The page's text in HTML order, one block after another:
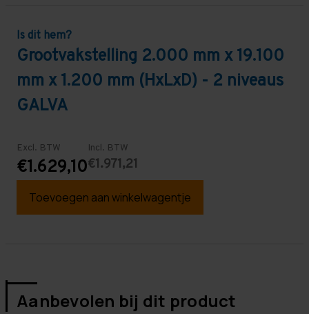
Is dit hem?
Grootvakstelling 2.000 mm x 19.100
mm x 1.200 mm (HxLxD) - 2 niveaus
GALVA
Excl. BTW
€1.629,10
Incl. BTW
€1.971,21
Toevoegen aan winkelwagentje
Aanbevolen bij dit product